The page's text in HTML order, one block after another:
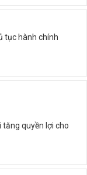
tục hành chính
tăng quyền lợi cho